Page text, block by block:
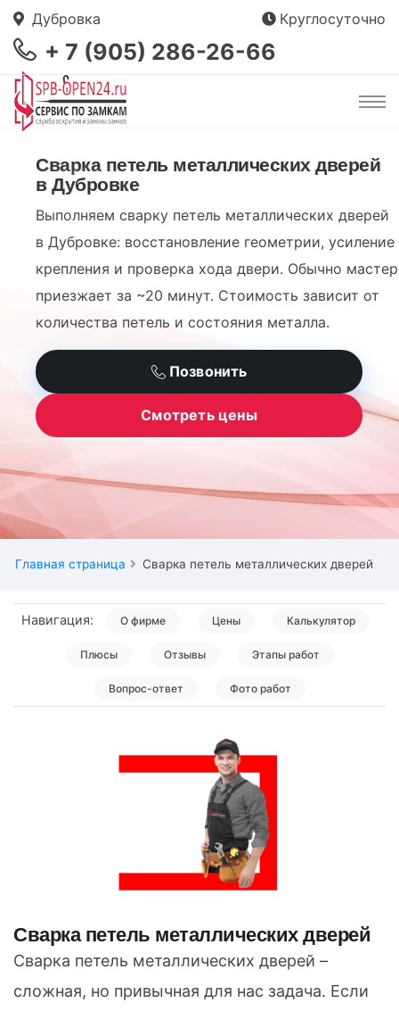
Дубровка Круглосуточно
+ 7 (905) 286-26-66
Сварка петель металлических дверей
в Дубровке
Выполняем сварку петель металлических дверей
в Дубровке: восстановление геометрии, усиление
крепления и проверка хода двери. Обычно мастер
приезжает за ~20 минут. Стоимость зависит от
количества петель и состояния металла.
Позвонить
Смотреть цены
Главная страница Сварка петель металлических дверей
Навигация: О фирме Цены Калькулятор
Плюсы Отзывы Этапы работ
Вопрос-ответ Фото работ
Сварка петель металлических дверей
Сварка петель металлических дверей –
сложная, но привычная для нас задача. Если